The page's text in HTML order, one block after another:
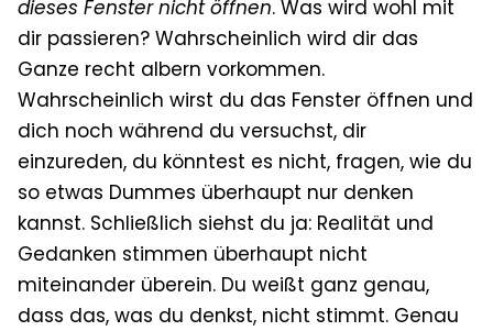
dieses Fenster nicht öffnen. Was wird wohl mit
dir passieren? Wahrscheinlich wird dir das
Ganze recht albern vorkommen.
Wahrscheinlich wirst du das Fenster öffnen und
dich noch während du versuchst, dir
einzureden, du könntest es nicht, fragen, wie du
so etwas Dummes überhaupt nur denken
kannst. Schließlich siehst du ja: Realität und
Gedanken stimmen überhaupt nicht
miteinander überein. Du weißt ganz genau,
dass das, was du denkst, nicht stimmt. Genau